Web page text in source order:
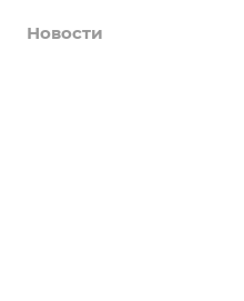
Новости